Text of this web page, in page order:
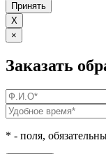
Принять
X
×
Заказать
* - поля,